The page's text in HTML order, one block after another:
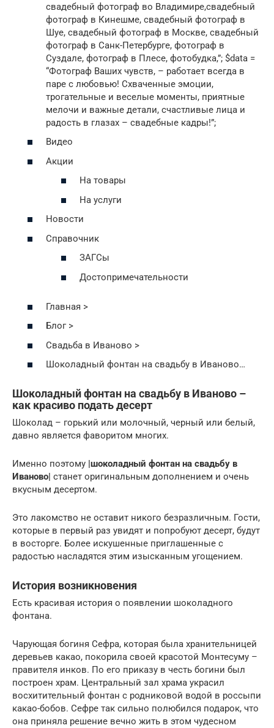
свадебный фотограф во Владимире,свадебный
фотограф в Кинешме, свадебный фотограф в
Шуе, свадебный фотограф в Москве, свадебный
фотограф в Санк-Петербурге, фотограф в
Суздале, фотограф в Плесе, фотобудка,”; $data =
“Фотограф Ваших чувств, – работает всегда в
паре с любовью! Схваченные эмоции,
трогательные и веселые моменты, приятные
мелочи и важные детали, счастливые лица и
радость в глазах – свадебные кадры!”;
Видео
Акции
На товары
На услуги
Новости
Справочник
ЗАГСы
Достопримечательности
Главная >
Блог >
Свадьба в Иваново >
Шоколадный фонтан на свадьбу в Иваново…
Шоколадный фонтан на свадьбу в Иваново –
как красиво подать десерт
Шоколад – горький или молочный, черный или белый,
давно является фаворитом многих.
Именно поэтому |шоколадный фонтан на свадьбу в
Иваново| станет оригинальным дополнением и очень
вкусным десертом.
Это лакомство не оставит никого безразличным. Гости,
которые в первый раз увидят и попробуют десерт, будут
в восторге. Более искушенные приглашенные с
радостью насладятся этим изысканным угощением.
История возникновения
Есть красивая история о появлении шоколадного
фонтана.
Чарующая богиня Сефра, которая была хранительницей
деревьев какао, покорила своей красотой Монтесуму –
правителя инков. По его приказу в честь богини был
построен храм. Центральный зал храма украсил
восхитительный фонтан с родниковой водой в россыпи
какао-бобов. Сефре так сильно полюбился подарок, что
она приняла решение вечно жить в этом чудесном